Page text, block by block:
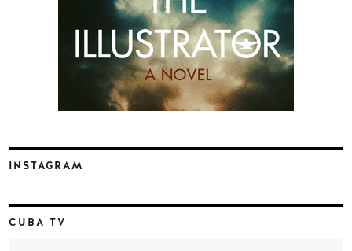
INSTAGRAM
CUBA TV